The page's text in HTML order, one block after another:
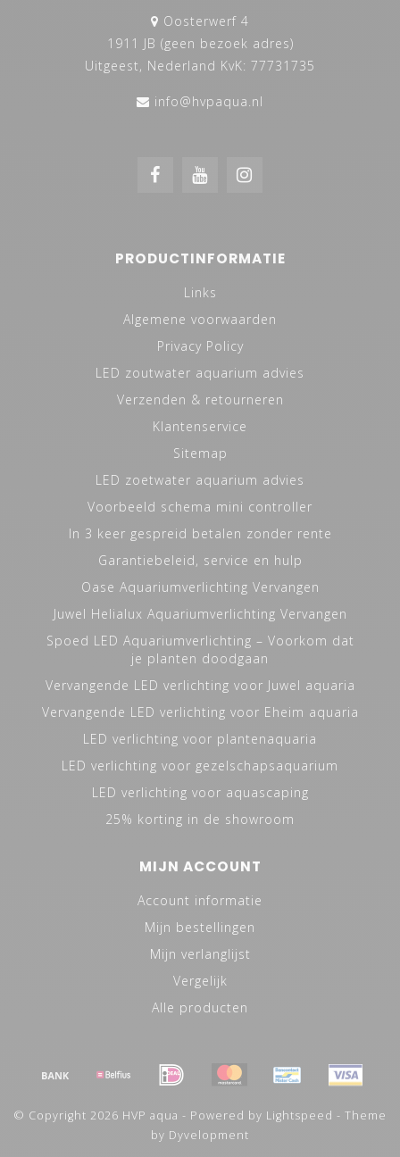
Oosterwerf 4
1911 JB (geen bezoek adres)
Uitgeest, Nederland KvK: 77731735
info@hvpaqua.nl
PRODUCTINFORMATIE
Links
Algemene voorwaarden
Privacy Policy
LED zoutwater aquarium advies
Verzenden & retourneren
Klantenservice
Sitemap
LED zoetwater aquarium advies
Voorbeeld schema mini controller
In 3 keer gespreid betalen zonder rente
Garantiebeleid, service en hulp
Oase Aquariumverlichting Vervangen
Juwel Helialux Aquariumverlichting Vervangen
Spoed LED Aquariumverlichting – Voorkom dat
je planten doodgaan
Vervangende LED verlichting voor Juwel aquaria
Vervangende LED verlichting voor Eheim aquaria
LED verlichting voor plantenaquaria
LED verlichting voor gezelschapsaquarium
LED verlichting voor aquascaping
25% korting in de showroom
MIJN ACCOUNT
Account informatie
Mijn bestellingen
Mijn verlanglijst
Vergelijk
Alle producten
© Copyright 2026 HVP aqua - Powered by Lightspeed - Theme
by Dyvelopment